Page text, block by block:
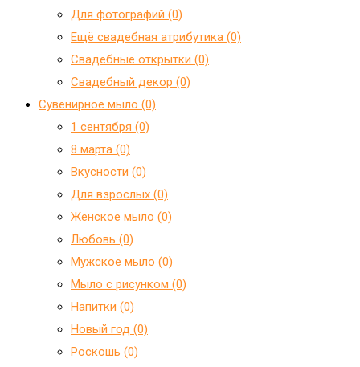
Для фотографий (0)
Ещё свадебная атрибутика (0)
Свадебные открытки (0)
Свадебный декор (0)
Сувенирное мыло (0)
1 сентября (0)
8 марта (0)
Вкусности (0)
Для взрослых (0)
Женское мыло (0)
Любовь (0)
Мужское мыло (0)
Мыло с рисунком (0)
Напитки (0)
Новый год (0)
Роскошь (0)